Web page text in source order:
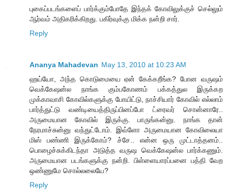
புகைப்படங்களைப் பார்க்கும்போதே இந்தக் கோவிலுக்குச் செல்லும்
ஆர்வம் அதிகரிக்கிறது. பகிர்வுக்கு மிக்க நன்றி சார்.
Reply
Ananya Mahadevan May 13, 2010 at 10:23 AM
ஹய்யோ, அந்த கொடுமையை ஏன் கேக்கறீங்க? போன வருஷம்
வெக்கேஷன்ல நாங்க கும்பகோணம் பக்கத்துல இருக்கற
முக்காவாசி கோவில்களுக்கு போயிட்டு, நாச்சியார் கோவில் எல்லாம்
பார்த்துட்டு வண்டியைத்திருப்பினப்போ ட்ரைவர் சொன்னாரே..
அருமையான கோவில் இருக்கு. பாருங்கன்னு. நாங்க தான்
நேரமாச்சுன்னு வந்துட்டோம். இவ்ளோ அருமையான கோவிலையா
மிஸ் பண்ணி இருக்கோம்? ச்சே.. என்ன ஒரு முட்டாத்தனம்..
பொழைச்சுக்கிடந்தா அடுத்த வருஷ வெக்கேஷன்ல பார்க்கணும்.
அருமையான படங்களுக்கு நன்றி. பிள்ளையாரப்பனை பத்தி வேற
ஒண்ணுமே சொல்லலையே?
Reply